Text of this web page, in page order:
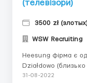
(телевізори)
3500 zł
WSW Recruiting
Heesung фірма є
Działdowo
годин! Опис
31-08-2022